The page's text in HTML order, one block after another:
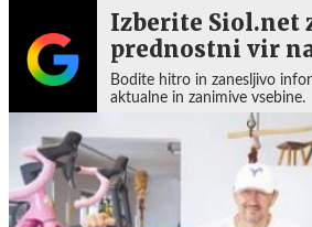
Izberite Siol.net
prednostni vir
Bodite hitro in zanesljivo
aktualne in zanimive vsebine.